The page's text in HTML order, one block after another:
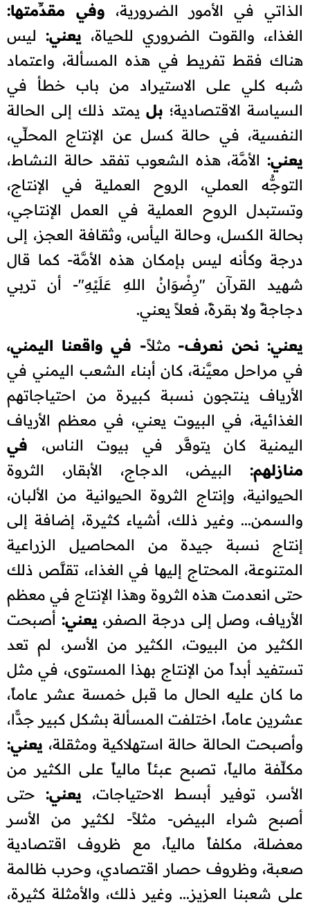
الذاتي في الأمور الضرورية،
وفي مقدِّمتها:
الغذاء، والقوت الضروري للحياة، يعني:ليس
هناك فقط تفريط في هذه المسألة، واعتماد
شبه كلي على الاستيراد من باب خطأ في
السياسة الاقتصادية؛ بليمتد ذلك إلى الحالة
النفسية، في حالة كسل عن الإنتاج المحلِّي،
يعني:الأمَّة، هذه الشعوب تفقد حالة النشاط،
التوجُّه العملي، الروح العملية في الإنتاج،
وتستبدل الروح العملية في العمل الإنتاجي،
بحالة الكسل، وحالة اليأس، وثقافة العجز، إلى
درجة وكأنه ليس بإمكان هذه الأمَّة- كما قال
شهيد القرآن "رِضْوَانُ اللهِ عَلَيْهِ"- أن تربي
دجاجةً ولا بقرةً، فعلاً يعني.
يعني: نحن نعرف-مثلاً- في واقعنا اليمني،
في مراحل معيَّنة، كان أبناء الشعب اليمني في
الأرياف ينتجون نسبة كبيرة من احتياجاتهم
الغذائية، في البيوت يعني، في معظم الأرياف
اليمنية كان يتوفَّر في بيوت الناس،
في
منازلهم:البيض، الدجاج، الأبقار، الثروة
الحيوانية، وإنتاج الثروة الحيوانية من الألبان،
والسمن... وغير ذلك، أشياء كثيرة، إضافة إلى
إنتاج نسبة جيدة من المحاصيل الزراعية
المتنوعة، المحتاج إليها في الغذاء، تقلَّص ذلك
حتى انعدمت هذه الثروة وهذا الإنتاج في معظم
الأرياف، وصل إلى درجة الصفر، يعني:أصبحت
الكثير من البيوت، الكثير من الأسر، لم تعد
تستفيد أبداً من الإنتاج بهذا المستوى، في مثل
ما كان عليه الحال ما قبل خمسة عشر عاماً،
عشرين عاماً، اختلفت المسألة بشكل كبير جدًّا،
وأصبحت الحالة حالة استهلاكية ومثقلة، يعني:
مكلِّفة مالياً، تصبح عبئاً مالياً على الكثير من
الأسر، توفير أبسط الاحتياجات،
يعني:حتى
أصبح شراء البيض- مثلاً- لكثيرٍ من الأسر
معضلة، مكلفاً مالياً، مع ظروف اقتصادية
صعبة، وظروف حصار اقتصادي، وحرب ظالمة
على شعبنا العزيز... وغير ذلك، والأمثلة كثيرة،